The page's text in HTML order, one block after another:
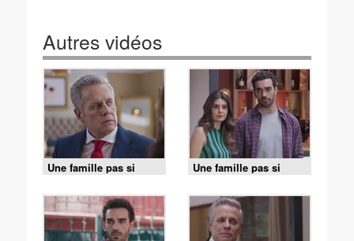
Autres vidéos
Une famille pas si
parfaite - S01 E43
Une famille pas si
parfaite - S01 E42